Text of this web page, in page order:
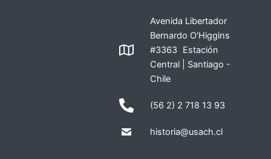
Avenida Libertador
Bernardo O'Higgins
#3363 Estación
Central | Santiago -
Chile
(56 2) 2 718 13 93
historia@usach.cl